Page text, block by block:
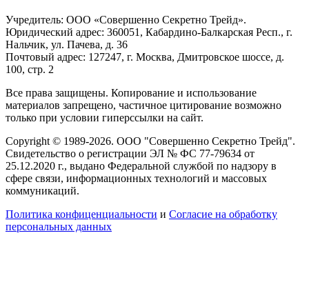
Учредитель: ООО «Совершенно Секретно Трейд».
Юридический адрес: 360051, Кабардино-Балкарская Респ., г.
Нальчик, ул. Пачева, д. 36
Почтовый адрес: 127247, г. Москва, Дмитровское шоссе, д.
100, стр. 2
Все права защищены. Копирование и использование
материалов запрещено, частичное цитирование возможно
только при условии гиперссылки на сайт.
Copyright © 1989-2026. ООО "Совершенно Секретно Трейд".
Свидетельство о регистрации ЭЛ № ФС 77-79634 от
25.12.2020 г., выдано Федеральной службой по надзору в
сфере связи, информационных технологий и массовых
коммуникаций.
Политика конфиценциальности и Согласие на обработку
персональных данных